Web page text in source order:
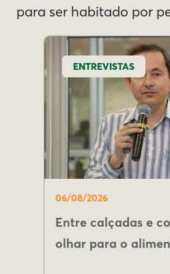
para ser habitado por
ENTREVISTAS
06/08/2026
Entre calçadas e
olhar para o